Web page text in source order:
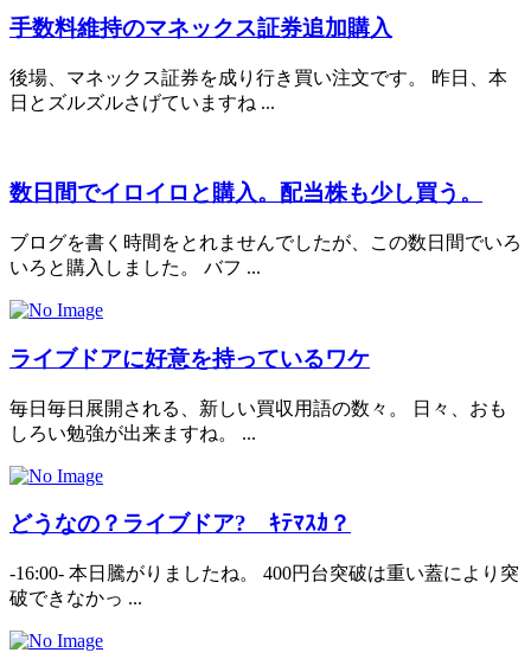
手数料維持のマネックス証券追加購入
後場、マネックス証券を成り行き買い注文です。 昨日、本
日とズルズルさげていますね ...
数日間でイロイロと購入。配当株も少し買う。
ブログを書く時間をとれませんでしたが、この数日間でいろ
いろと購入しました。 バフ ...
ライブドアに好意を持っているワケ
毎日毎日展開される、新しい買収用語の数々。 日々、おも
しろい勉強が出来ますね。 ...
どうなの？ライブドア? ｷﾃﾏｽｶ？
-16:00- 本日騰がりましたね。 400円台突破は重い蓋により突
破できなかっ ...